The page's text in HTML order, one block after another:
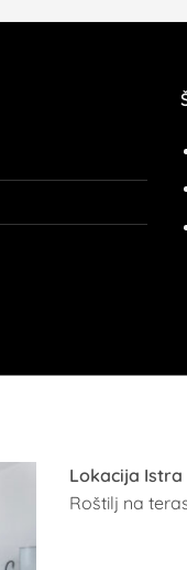
Lokacija Istra
Roštilj na